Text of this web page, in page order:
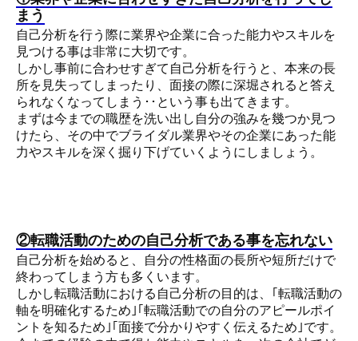
まう
自己分析を行う際に業界や企業に合った能力やスキルを
見つける事は非常に大切です。
しかし事前に合わせすぎて自己分析を行うと、本来の長
所を見失ってしまったり、面接の際に深堀されると答え
られなくなってしまう･･という事も出てきます。
まずは今までの職歴を洗い出し自分の強みを幾つか見つ
けたら、その中でブライダル業界やその企業にあった能
力やスキルを深く掘り下げていくようにしましょう。
②転職活動のための自己分析である事を忘れない
自己分析を始めると、自分の性格面の長所や短所だけで
終わってしまう方も多くいます。
しかし転職活動における自己分析の目的は、｢転職活動の
軸を明確化するため｣｢転職活動での自分のアピールポイ
ントを知るため｣｢面接で分かりやすく伝えるため｣です。